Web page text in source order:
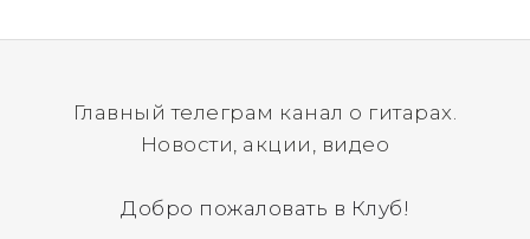
Главный телеграм канал о гитарах.
Новости, акции, видео
Добро пожаловать в Клуб!